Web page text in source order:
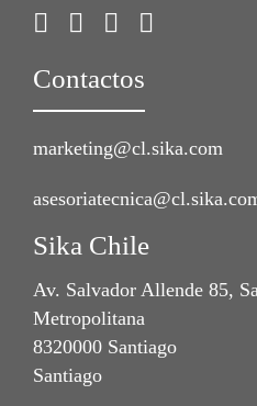
Contactos
marketing@cl.sika.com
Sika Chile
Av. Salvador Allende 85,
Metropolitana
8320000 Santiago
Santiago